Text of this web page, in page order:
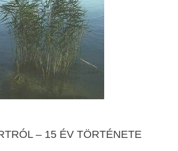
– 15 ÉV TÖRTÉNETE